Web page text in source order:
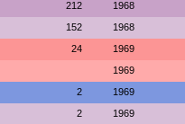
212 1968
152 1968
24 1969
1969
2 1969
2 1969